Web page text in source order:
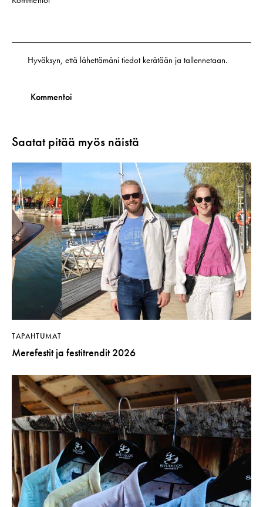
Hyväksyn, että lähettämäni tiedot kerätään ja tallennetaan.
Saatat pitää myös näistä
TAPAHTUMAT
Merefestit ja festitrendit 2026